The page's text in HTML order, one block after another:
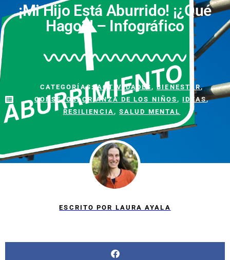
¡Mi Hijo Está Aburrido! ¡¿Qué
Hago?! – Infográfico
CATEGORÍAS:ACTIVIDADES,BIENESTAR,
CONSEJOS,CRIANZA DE LOS NIÑOS, IDEAS,
RESILIENCIA,SALUD MENTAL
ESCRITO POR LAURA AYALA